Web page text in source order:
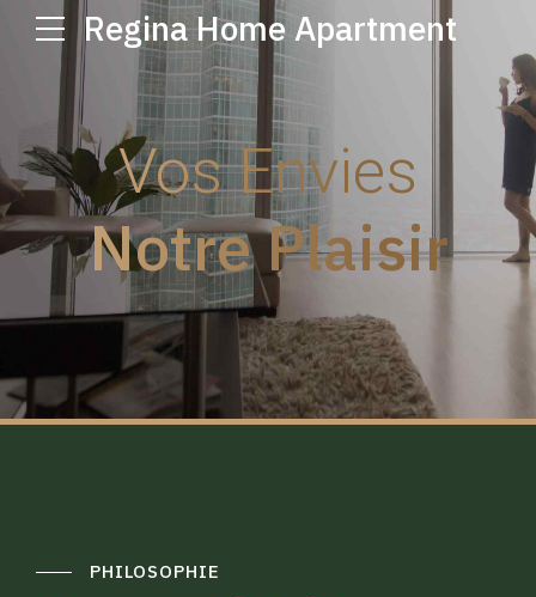
Regina Home Apartment
Vos Envies
Notre Plaisir
PHILOSOPHIE